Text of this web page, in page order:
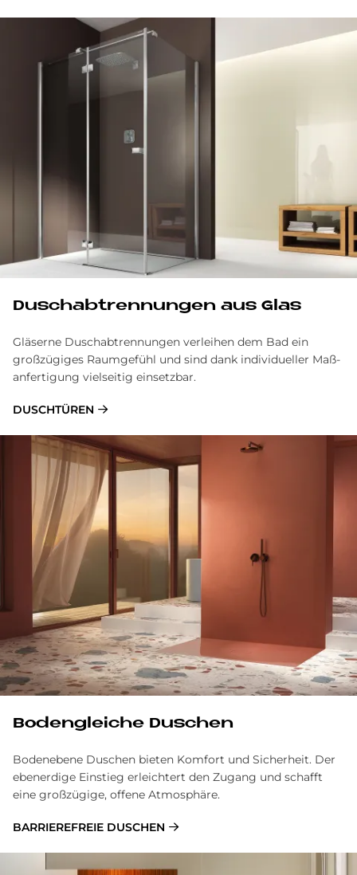
Dusch­ab­tren­nun­gen aus Glas
Gläserne Duschabtrennungen verleihen dem Bad ein
großzügiges Raum­gefühl und sind dank individueller Maß­
anfertigung vielseitig einsetzbar.
DUSCHTÜREN
Bo­den­gleiche Du­schen
Bodenebene Duschen bieten Kom­fort und Sicher­heit. Der
eben­erdige Ein­stieg er­leichtert den Zu­gang und schaf­ft
eine großzügige, offene Atmosphäre.
BARRIEREFREIE DUSCHEN